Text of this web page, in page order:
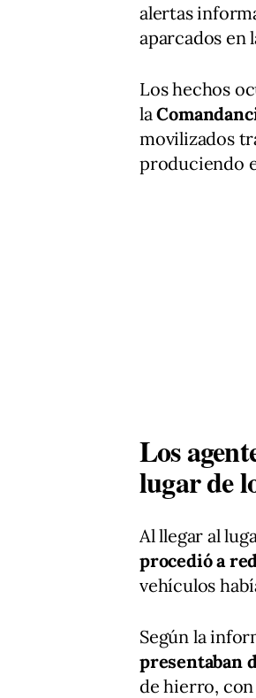
alertas
aparcados en
Los hechos
la
movilizados
produciendo
Los
lugar de
Al llegar al
procedió a
vehículos
Según la
presentaban
de hierro,